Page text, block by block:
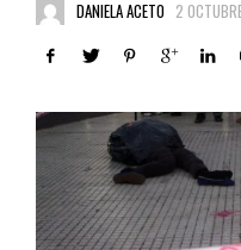
DANIELA ACETO 2